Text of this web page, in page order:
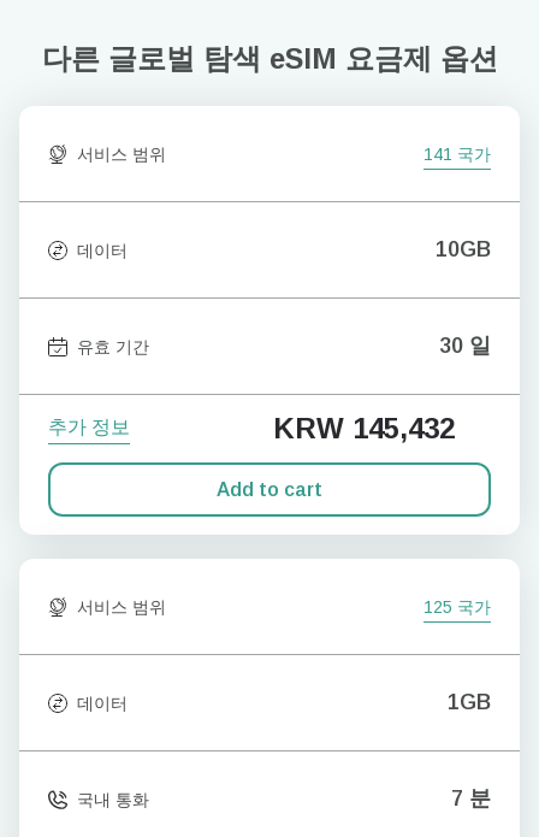
다른 글로벌 탐색 eSIM 요금제 옵션
서비스 범위 141 국가
데이터 10GB
유효 기간 30 일
추가 정보 KRW 145,432
Add to cart
서비스 범위 125 국가
데이터 1GB
국내 통화 7 분